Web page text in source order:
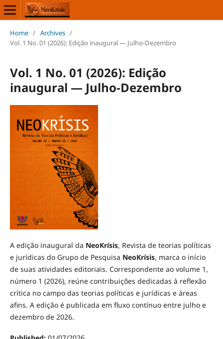
Home / Archives /
Vol. 1 No. 01 (2026): Edição inaugural — Julho-Dezembro
Vol. 1 No. 01 (2026): Edição
inaugural — Julho-Dezembro
A edição inaugural da NeoKrísis, Revista de teorias políticas
e jurídicas do Grupo de Pesquisa NeoKrísis, marca o início
de suas atividades editoriais. Correspondente ao volume 1,
número 1 (2026), reúne contribuições dedicadas à reflexão
crítica no campo das teorias políticas e jurídicas e áreas
afins. A edição é publicada em fluxo contínuo entre julho e
dezembro de 2026.